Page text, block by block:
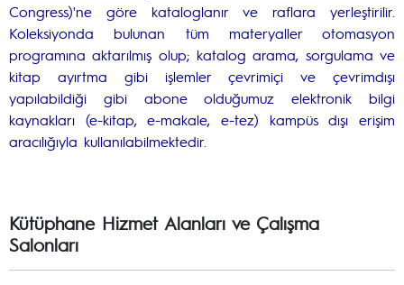
Congress)'ne göre kataloglanır ve raflara yerleştirilir.
Koleksiyonda bulunan tüm materyaller otomasyon
programına aktarılmış olup; katalog arama, sorgulama ve
kitap ayırtma gibi işlemler çevrimiçi ve çevrimdışı
yapılabildiği gibi abone olduğumuz elektronik bilgi
kaynakları (e-kitap, e-makale, e-tez) kampüs dışı erişim
aracılığıyla kullanılabilmektedir.
Kütüphane Hizmet Alanları ve Çalışma
Salonları